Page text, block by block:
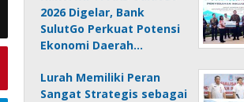
2026 Digelar, Bank
SulutGo Perkuat Potensi
Ekonomi Daerah…
Lurah Memiliki Peran
Sangat Strategis sebagai